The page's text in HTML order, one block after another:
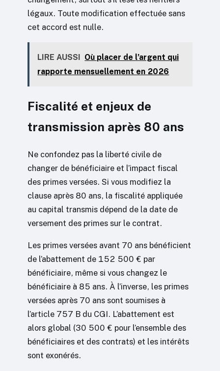
légaux. Toute modification effectuée sans
cet accord est nulle.
LIRE AUSSI Où placer de l’argent qui
rapporte mensuellement en 2026
Fiscalité et enjeux de
transmission après 80 ans
Ne confondez pas la liberté civile de
changer de bénéficiaire et l’impact fiscal
des primes versées. Si vous modifiez la
clause après 80 ans, la fiscalité appliquée
au capital transmis dépend de la date de
versement des primes sur le contrat.
Les primes versées avant 70 ans bénéficient
de l’abattement de 152 500 € par
bénéficiaire, même si vous changez le
bénéficiaire à 85 ans. À l’inverse, les primes
versées après 70 ans sont soumises à
l’article 757 B du CGI. L’abattement est
alors global (30 500 € pour l’ensemble des
bénéficiaires et des contrats) et les intérêts
sont exonérés.